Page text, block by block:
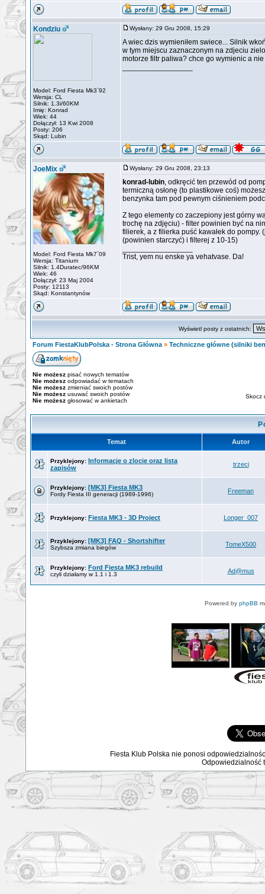
Kondziu
Model: Ford Fiesta Mk3`92
Wersja: CL
Silnik: 1.3i/60KM
Imię: Konrad
Wiek: 44
Dołączył: 13 Kwi 2008
Posty: 206
Skąd: Lubin
Wysłany: 29 Gru 2008, 15:29
A wiec dzis wymieniłem swiece... Silnik
w tym miejscu zaznaczonym na zdjeciu
motorze filtr paliwa? chce go wymienic a
JoeMix
Model: Ford Fiesta Mk7`09
Wersja: Titanium
Silnik: 1.4Duratec/96KM
Wiek: 46
Dołączył: 23 Maj 2004
Posty: 12113
Skąd: Konstantynów
Wysłany: 29 Gru 2008, 23:13
konrad-lubin, odkręcić ten przewód od
termiczną osłonę (to plastikowe coś)
benzynka tam pod pewnym ciśnieniem
Z tego elementy co zaczepiony jest górny
trochę na zdjęciu) - filter powinien być na
filierek, a z filierka puść kawałek do pompy.
(powinien starczyć) i filterej z 10-15)
Trist, yem nu enske ya vehatvase. Da!
Wyświetl posty z ostatnich:
Forum FiestaKlubPolska - Strona Główna » Techniczne główne (silniki
Nie możesz pisać nowych tematów
Nie możesz odpowiadać w tematach
Nie możesz zmieniać swoich postów
Nie możesz usuwać swoich postów
Nie możesz głosować w ankietach
Skocz
Temat Autor
Przyklejony: Informacje o zlocie oraz lista
zapisów
trzeci
Przyklejony: [MK3] Fiesta MK3
Fordy Fiesta III generacji (1989-1996) Freeman
Przyklejony: Fiesta MK3 - 3D Project Longer_007
Przyklejony: [MK3] FAQ - Shortshifter
Szybsza zmiana biegów TomeX500
Przyklejony: Ford Fiesta MK3 rebuild
czyli działamy w 1.1 i 1.3 Ad@mus
Powered by phpBB
Fiesta Klub Polska nie ponosi
Odpowiedzialność